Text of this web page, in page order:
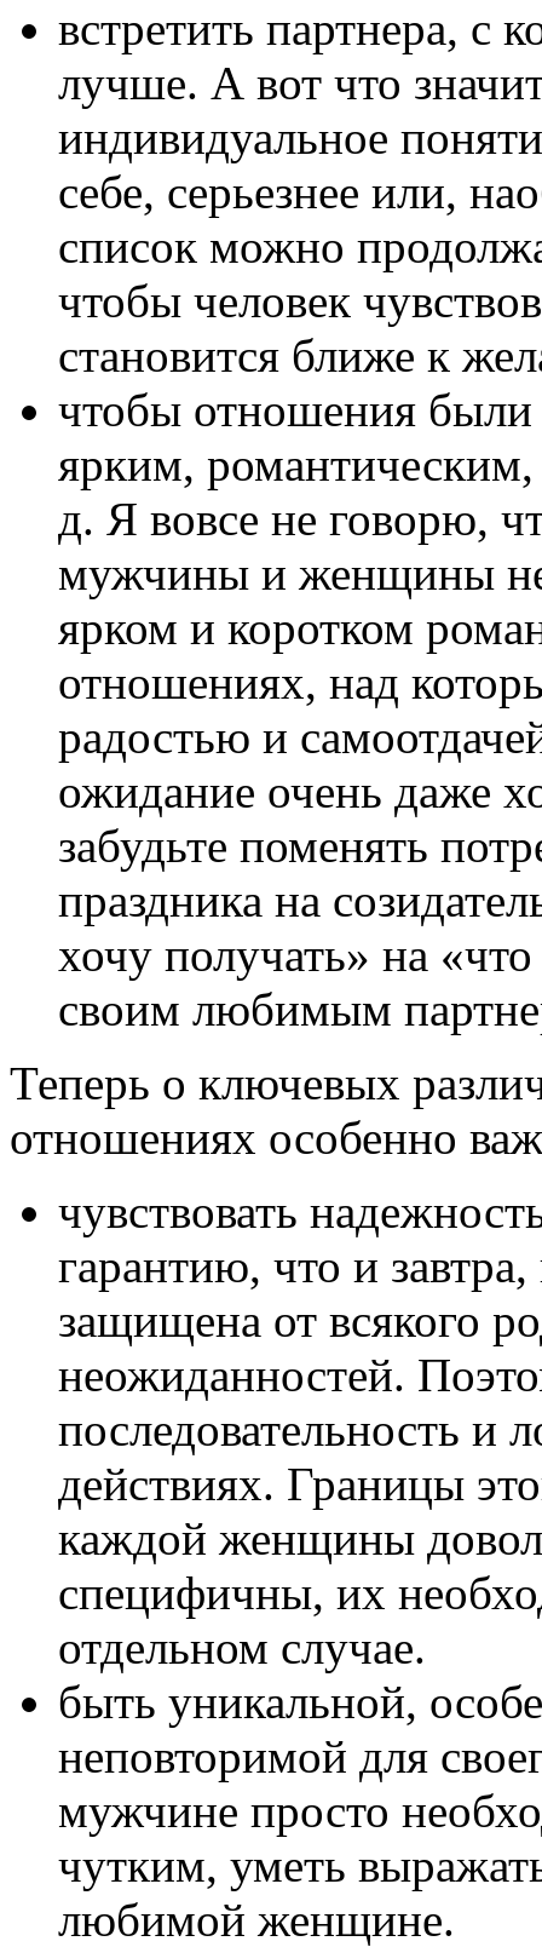
встретить партнера, с
лучше. А вот что
индивидуальное
себе, серьезнее или,
список можно
чтобы человек
становится ближе к
чтобы отношения
ярким,
д. Я вовсе не говорю,
мужчины и женщины не
ярком и коротком
отношениях, над
радостью и
ожидание очень даже
забудьте поменять
праздника на
хочу получать» на
своим любимым
Теперь о ключевых
отношениях особенно
чувствовать
гарантию, что и
защищена от всякого
неожиданностей.
последовательность и
действиях. Границы
каждой женщины
специфичны, их
отдельном случае.
быть уникальной,
неповторимой для
мужчине просто
чутким, уметь
любимой женщине.